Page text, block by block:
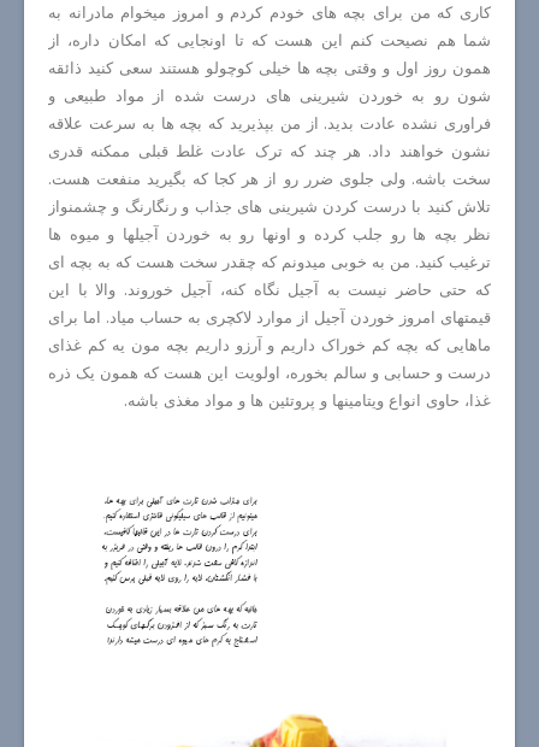
کاری که من برای بچه های خودم کردم و امروز میخوام مادرانه به
شما هم نصیحت کنم این هست که تا اونجایی که امکان داره، از
همون روز اول و وقتی بچه ها خیلی کوچولو هستند سعی کنید ذائقه
شون رو به خوردن شیرینی های درست شده از مواد طبیعی و
فراوری نشده عادت بدید. از من بپذیرید که بچه ها به سرعت علاقه
نشون خواهند داد. هر چند که ترک عادت غلط قبلی ممکنه قدری
سخت باشه. ولی جلوی ضرر رو از هر کجا که بگیرید منفعت هست.
تلاش کنید با درست کردن شیرینی های جذاب و رنگارنگ و چشمنواز
نظر بچه ها رو جلب کرده و اونها رو به خوردن آجیلها و میوه ها
ترغیب کنید. من به خوبی میدونم که چقدر سخت هست که به بچه ای
که حتی حاضر نیست به آجیل نگاه کنه، آجیل خوروند. والا با این
قیمتهای امروز خوردن آجیل از موارد لاکچری به حساب میاد. اما برای
ماهایی که بچه کم خوراک داریم و آرزو داریم بچه مون یه کم غذای
درست و حسابی و سالم بخوره، اولویت این هست که همون یک ذره
غذا، حاوی انواع ویتامینها و پروتئین ها و مواد مغذی باشه.